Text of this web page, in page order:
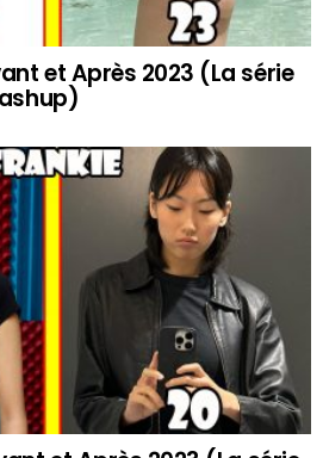
et Après 2023 (La série